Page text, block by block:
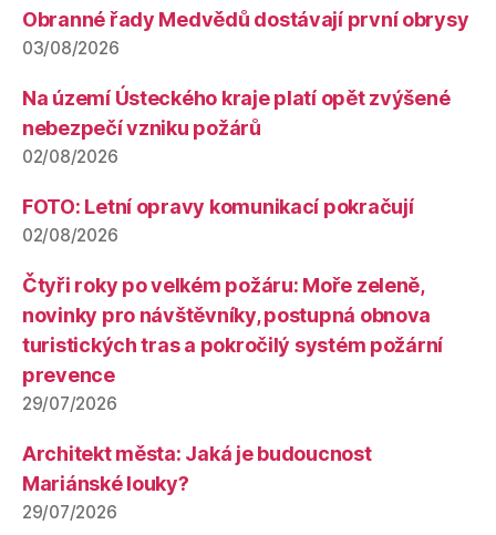
Obranné řady Medvědů dostávají první obrysy
03/08/2026
Na území Ústeckého kraje platí opět zvýšené
nebezpečí vzniku požárů
02/08/2026
FOTO: Letní opravy komunikací pokračují
02/08/2026
Čtyři roky po velkém požáru: Moře zeleně,
novinky pro návštěvníky, postupná obnova
turistických tras a pokročilý systém požární
prevence
29/07/2026
Architekt města: Jaká je budoucnost
Mariánské louky?
29/07/2026